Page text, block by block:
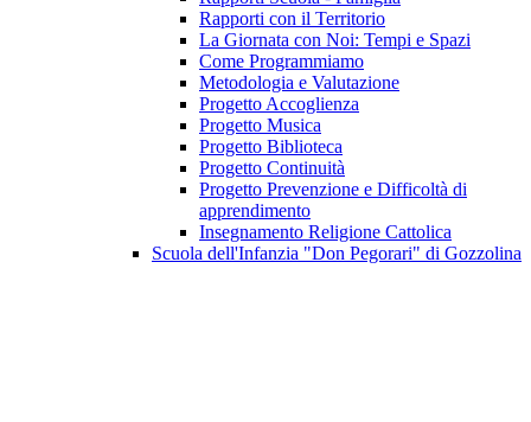
Rapporti con il Territorio
La Giornata con Noi: Tempi e Spazi
Come Programmiamo
Metodologia e Valutazione
Progetto Accoglienza
Progetto Musica
Progetto Biblioteca
Progetto Continuità
Progetto Prevenzione e Difficoltà di
apprendimento
Insegnamento Religione Cattolica
Scuola dell'Infanzia "Don Pegorari" di Gozzolina